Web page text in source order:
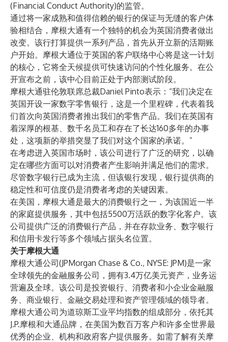
(Financial Conduct Authority)的监管。
通过将一家成熟和值得信赖的银行的保证与无缝的客户体
验相结合，摩根大通有一个独特的机会为英国消费者做出
改变。该行打算提供一系列产品，首先从开立新的活期账
户开始。摩根大通位于英国的客户联络中心将是这一计划
的核心，它将全天候提供可快速访问的个性化服务。在公
开宣布之前，该中心目前正处于内部测试阶段。
摩根大通驻伦敦联席总裁Daniel Pinto表示：“我们决定在
英国开设一家数字零售银行，这是一个里程碑，代表着我
们首次向英国消费者推出我们的零售产品。我们在英国有
着深厚的根基、数千名员工和存在了长达160多年的办事
处，这项新的举措突显了我们对这个国家的承诺。”
在考虑进入英国市场时，该公司进行了广泛的研究，以确
定在哪些方面可以对消费者产生影响并满足他们的需求。
尽管数字银行已成为主流，但该银行发现，银行提供商的
稳定性和可信度仍是消费者考虑的关键因素。
在美国，摩根大通是最大的消费银行之一，为该国近一半
的家庭提供服务，其中包括5500万活跃的数字化客户。该
公司提供广泛的消费银行产品，并在存款业务、数字银行
和信用卡发行等多个领域占据头名位置。
关于摩根大通
摩根大通公司(JPMorgan Chase & Co., NYSE: JPM)是一家
全球领先的金融服务公司，拥有3.4万亿美元资产，业务运
营遍及全球。该公司是投资银行、消费者和小企业金融服
务、商业银行、金融交易处理和资产管理领域的领导者。
摩根大通公司为道琼斯工业平均指数的组成部分，依托其
J.P.摩根和大通品牌，在美国为数百万客户和许多全世界最
优秀的企业、机构和政府客户提供服务。如需了解有关摩